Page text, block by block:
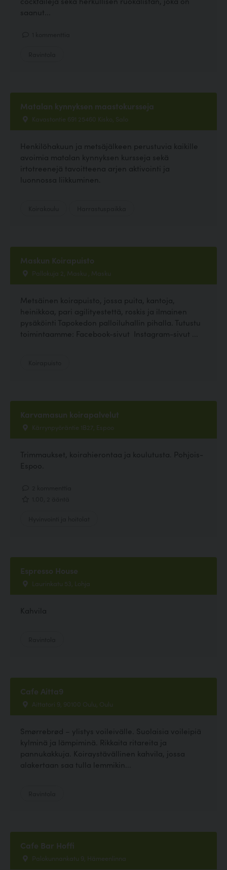
saanut...
Matalan kynnyksen maastokursseja
Kavastontie 691 25460 Kisko, Salo
Henkilöhakuun ja metsäjälkeen perustuvia kaikille
avoimia matalan kynnyksen kursseja sekä
irtotreenejä tavoitteena arjen aktivointi ja
luonnossa liikkuminen.
Maskun Koirapuisto
Pallokuja 2, Masku , Masku
Metsäinen koirapuisto, jossa puita, kantoja,
heinikkoa, pari agilityestettä, roskis ja ilmainen
pysäköinti Tapokedon palloiluhallin pihalla. Tutustu
toimintaamme: Facebook-sivut Instagram-sivut ...
Karvamasun koirapalvelut
Kärrynpyöräntie 1B27, Espoo
Trimmaukset, koirahierontaa ja koulutusta. Pohjois-
Espoo.
Espresso House
Laurinkatu 53, Lohja
Kahvila
Cafe Aitta9
Aittatori 9, 90100 Oulu, Oulu
Smørrebrød – ylistys voileivälle. Suolaisia voileipiä
kylminä ja lämpiminä. Rikkaita ritareita ja
pannukakkuja. Koiraystävällinen kahvila, jossa
alakertaan saa tulla lemmikin...
Cafe Bar Hoffi
Palokunnankatu 9, Hämeenlinna